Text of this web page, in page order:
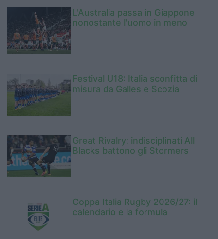
L'Australia passa in Giappone
nonostante l'uomo in meno
Festival U18: Italia sconfitta di
misura da Galles e Scozia
Great Rivalry: indisciplinati All
Blacks battono gli Stormers
Coppa Italia Rugby 2026/27: il
calendario e la formula